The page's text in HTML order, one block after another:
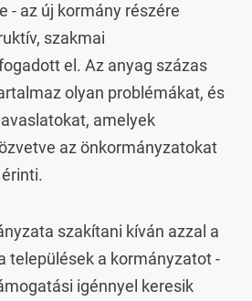
- az új kormány részére
szakmai
el. Az anyag százas
olyan problémákat, és
amelyek
az önkormányzatokat
szakítani kíván azzal a
települések a kormányzatot -
igénnyel keresik